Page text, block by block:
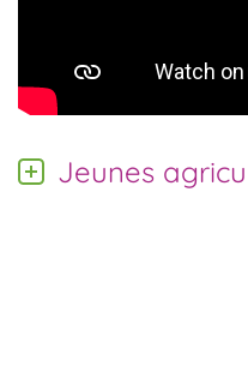
Jeunes